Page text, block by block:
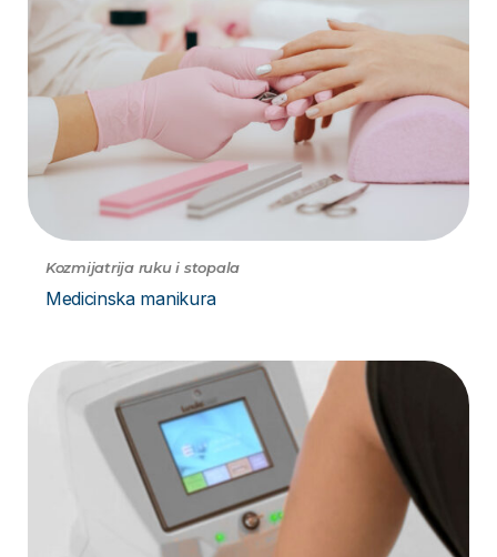
Kozmijatrija ruku i stopala
Medicinska manikura